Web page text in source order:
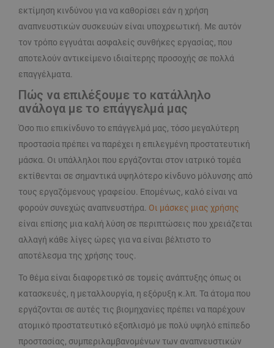
εκτίμηση κινδύνου για να καθορίσει εάν η χρήση
αναπνευστικών συσκευών είναι υποχρεωτική. Με αυτόν
τον τρόπο εγγυάται ασφαλείς συνθήκες εργασίας, που
αποτελούν αντικείμενο ιδιαίτερης προσοχής σε πολλά
επαγγέλματα.
Πώς να επιλέξουμε το κατάλληλο
ανάλογα με το επάγγελμά μας
Όσο πιο επικίνδυνο το επάγγελμά μας, τόσο μεγαλύτερη
προστασία πρέπει να παρέχει η επιλεγμένη προστατευτική
μάσκα. Οι υπάλληλοι που εργάζονται στον ιατρικό τομέα
εκτίθενται σε σημαντικά υψηλότερο κίνδυνο μόλυνσης από
τους εργαζόμενους γραφείου. Επομένως, καλό είναι να
φορούν συνεχώς αναπνευστήρα. Οι μάσκες μιας χρήσης
είναι επίσης μια καλή λύση σε περιπτώσεις που χρειάζεται
αλλαγή κάθε λίγες ώρες για να είναι βέλτιστο το
αποτέλεσμα της χρήσης τους.
Το θέμα είναι διαφορετικό σε τομείς ανάπτυξης όπως οι
κατασκευές, η μεταλλουργία, η εξόρυξη κ.λπ. Τα άτομα που
εργάζονται σε αυτές τις βιομηχανίες πρέπει να παρέχουν
ατομικό προστατευτικό εξοπλισμό με πολύ υψηλό επίπεδο
προστασίας, συμπεριλαμβανομένων των αναπνευστικών